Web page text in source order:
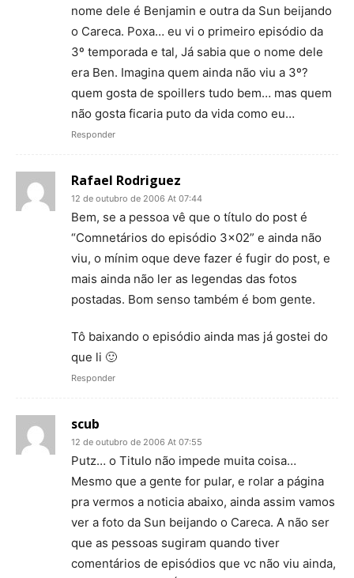
nome dele é Benjamin e outra da Sun beijando
o Careca. Poxa… eu vi o primeiro episódio da
3º temporada e tal, Já sabia que o nome dele
era Ben. Imagina quem ainda não viu a 3º?
quem gosta de spoillers tudo bem… mas quem
não gosta ficaria puto da vida como eu…
Responder
Rafael Rodriguez
12 de outubro de 2006 At 07:44
Bem, se a pessoa vê que o título do post é
“Comnetários do episódio 3×02” e ainda não
viu, o mínim oque deve fazer é fugir do post, e
mais ainda não ler as legendas das fotos
postadas. Bom senso também é bom gente.
Tô baixando o episódio ainda mas já gostei do
que li 🙂
Responder
scub
12 de outubro de 2006 At 07:55
Putz… o Titulo não impede muita coisa…
Mesmo que a gente for pular, e rolar a página
pra vermos a noticia abaixo, ainda assim vamos
ver a foto da Sun beijando o Careca. A não ser
que as pessoas sugiram quando tiver
comentários de episódios que vc não viu ainda,